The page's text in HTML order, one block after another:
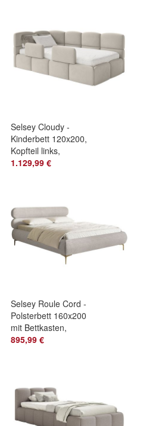
Selsey Cloudy -
Kinderbett 120x200,
Kopfteil links,
Matratze &
1.129,99 €
Selsey Roule Cord -
Polsterbett 160x200
mit Bettkasten,
Cordstoff und
895,99 €